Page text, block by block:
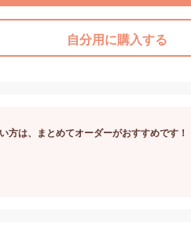
自分用に購入する
方は、まとめてオーダーがおすすめです！